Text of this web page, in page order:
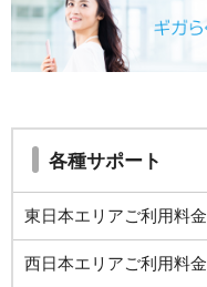
各種サポート
東日本エリアご利用料金
西日本エリアご利用料金